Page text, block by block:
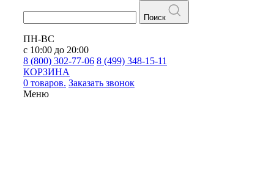
Поиск
ПН-ВС
с 10:00 до 20:00
8 (800) 302-77-06 8 (499) 348-15-11
КОРЗИНА
0 товаров. Заказать звонок
Меню